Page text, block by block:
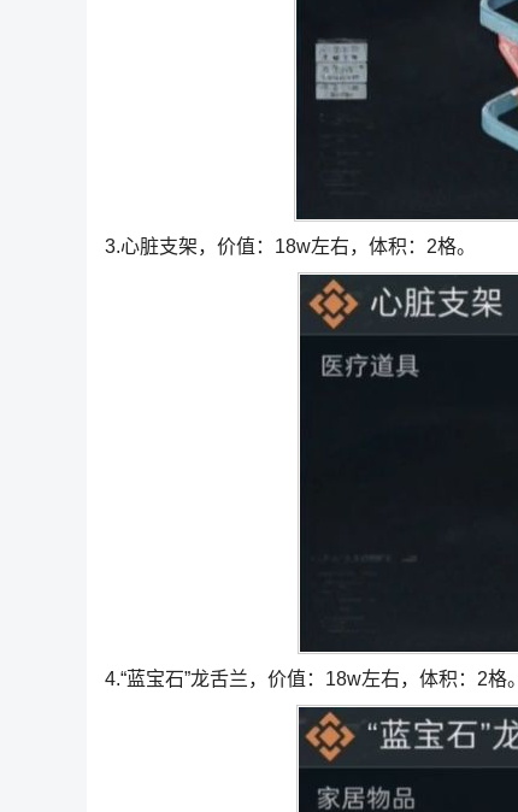
3.心脏支架，价值：18w左右，体积：2格。
4.“蓝宝石”龙舌兰，价值：18w左右，体积：2格。